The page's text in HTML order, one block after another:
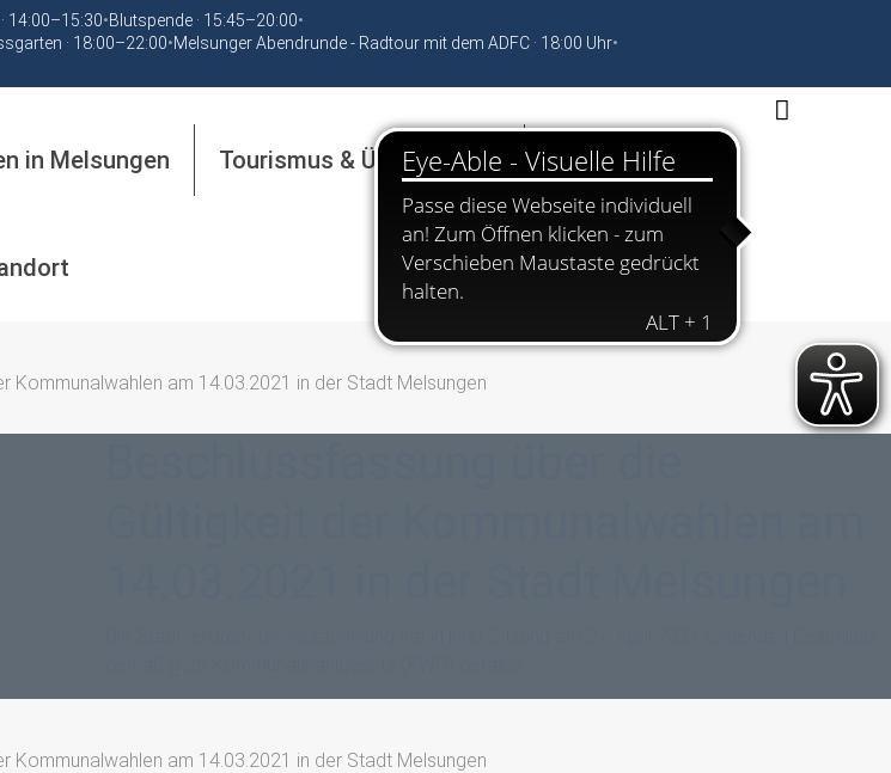
14:00–15:30•Blutspende · 15:45–20:00•
· 18:00–22:00•Melsunger Abendrunde - Radtour mit dem ADFC · 18:00 Uhr•
in Melsungen Tourismus & Übernachten
Kommunalwahlen am 14.03.2021 in der Stadt Melsungen
Kommunalwahlen am 14.03.2021 in der Stadt Melsungen